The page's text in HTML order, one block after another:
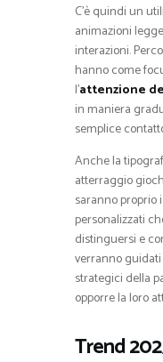
C’è quindi un
animazioni
interazioni.
hanno come
l’attenzione
in maniera
semplice
Anche la
atterraggio
saranno proprio i
personalizzati
distinguersi e
verranno
strategici della
opporre la loro
Trend